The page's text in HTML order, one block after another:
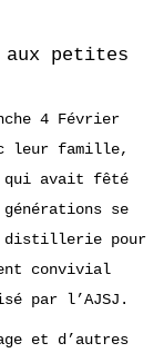
aux petites
4 Février
leur famille,
qui avait fêté
se
distillerie pour
convivial
par l’AJSJ.
et d’autres